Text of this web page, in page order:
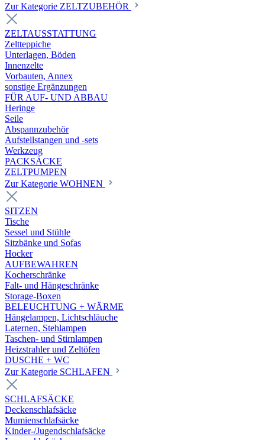
Zur Kategorie ZELTZUBEHÖR
ZELTAUSSTATTUNG
Zeltteppiche
Unterlagen, Böden
Innenzelte
Vorbauten, Annex
sonstige Ergänzungen
FÜR AUF- UND ABBAU
Heringe
Seile
Abspannzubehör
Aufstellstangen und -sets
Werkzeug
PACKSÄCKE
ZELTPUMPEN
Zur Kategorie WOHNEN
SITZEN
Tische
Sessel und Stühle
Sitzbänke und Sofas
Hocker
AUFBEWAHREN
Kocherschränke
Falt- und Hängeschränke
Storage-Boxen
BELEUCHTUNG + WÄRME
Hängelampen, Lichtschläuche
Laternen, Stehlampen
Taschen- und Stirnlampen
Heizstrahler und Zeltöfen
DUSCHE + WC
Zur Kategorie SCHLAFEN
SCHLAFSÄCKE
Deckenschlafsäcke
Mumienschlafsäcke
Kinder-/Jugendschlafsäcke